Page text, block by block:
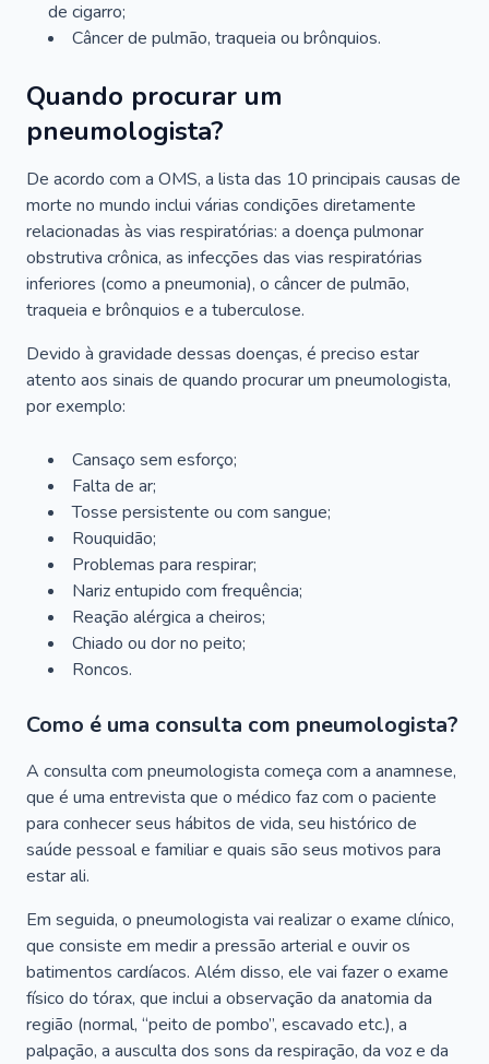
de cigarro;
Câncer de pulmão, traqueia ou brônquios.
Quando procurar um
pneumologista?
De acordo com a OMS, a lista das 10 principais causas de
morte no mundo inclui várias condições diretamente
relacionadas às vias respiratórias: a doença pulmonar
obstrutiva crônica, as infecções das vias respiratórias
inferiores (como a pneumonia), o câncer de pulmão,
traqueia e brônquios e a tuberculose.
Devido à gravidade dessas doenças, é preciso estar
atento aos sinais de quando procurar um pneumologista,
por exemplo:
Cansaço sem esforço;
Falta de ar;
Tosse persistente ou com sangue;
Rouquidão;
Problemas para respirar;
Nariz entupido com frequência;
Reação alérgica a cheiros;
Chiado ou dor no peito;
Roncos.
Como é uma consulta com pneumologista?
A consulta com pneumologista começa com a anamnese,
que é uma entrevista que o médico faz com o paciente
para conhecer seus hábitos de vida, seu histórico de
saúde pessoal e familiar e quais são seus motivos para
estar ali.
Em seguida, o pneumologista vai realizar o exame clínico,
que consiste em medir a pressão arterial e ouvir os
batimentos cardíacos. Além disso, ele vai fazer o exame
físico do tórax, que inclui a observação da anatomia da
região (normal, “peito de pombo”, escavado etc.), a
palpação, a ausculta dos sons da respiração, da voz e da